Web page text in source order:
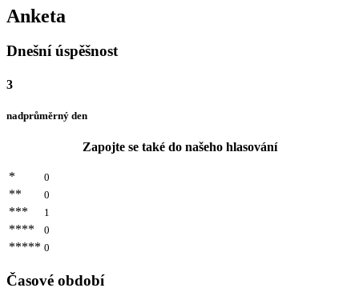
Anketa
Dnešní úspěšnost
3
nadprůměrný den
Zapojte se také do našeho hlasování
* 0
** 0
*** 1
**** 0
***** 0
Časové období